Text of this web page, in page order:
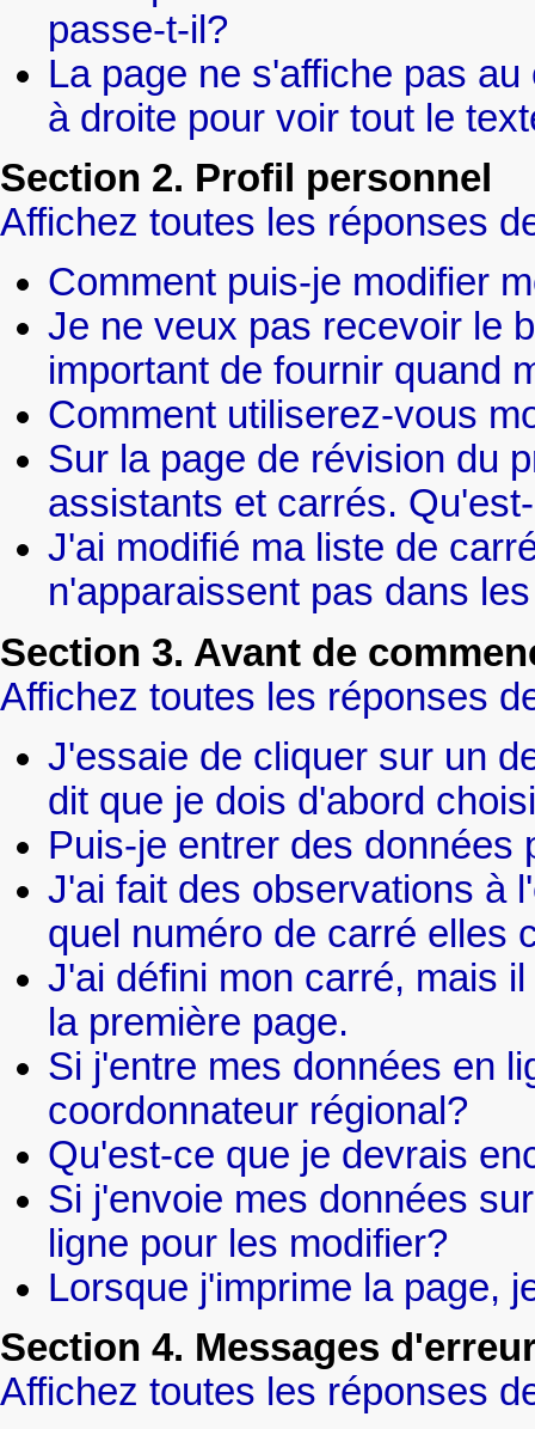
passe-t-il?
La page ne s'affiche pas
à droite pour voir tout le
Section 2. Profil personnel
Affichez toutes les réponses
Comment puis-je modifier
Je ne veux pas recevoir le
important de fournir quand
Comment utiliserez-vous
Sur la page de révision du
assistants et carrés.
J'ai modifié ma liste de
n'apparaissent pas dans
Section 3. Avant de
Affichez toutes les réponses
J'essaie de cliquer sur un
dit que je dois d'abord
Puis-je entrer des données
J'ai fait des observations à
quel numéro de carré elles
J'ai défini mon carré, mais
la première page.
Si j'entre mes données en
coordonnateur régional?
Qu'est-ce que je devrais
Si j'envoie mes données
ligne pour les modifier?
Lorsque j'imprime la page,
Section 4. Messages
Affichez toutes les réponses